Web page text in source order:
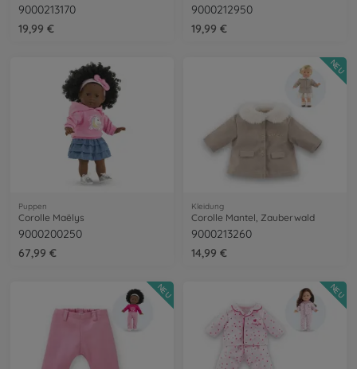
9000213170
19,99 €
9000212950
19,99 €
Puppen
Corolle Maëlys
9000200250
67,99 €
Kleidung
Corolle Mantel, Zauberwald
9000213260
14,99 €
NEU
NEU NEU